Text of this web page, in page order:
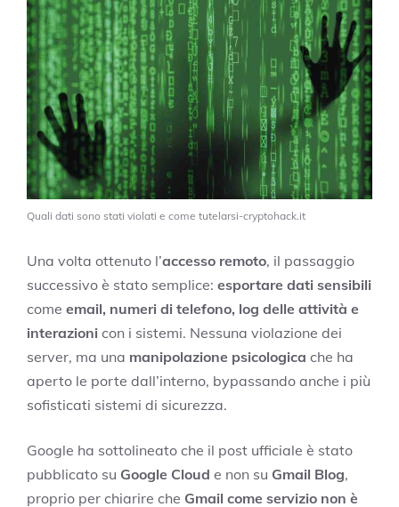
Quali dati sono stati violati e come tutelarsi-cryptohack.it
Una volta ottenuto l’accesso remoto, il passaggio
successivo è stato semplice: esportare dati sensibili
come email, numeri di telefono, log delle attività e
interazioni con i sistemi. Nessuna violazione dei
server, ma una manipolazione psicologica che ha
aperto le porte dall’interno, bypassando anche i più
sofisticati sistemi di sicurezza.
Google ha sottolineato che il post ufficiale è stato
pubblicato su Google Cloud e non su Gmail Blog,
proprio per chiarire che Gmail come servizio non è